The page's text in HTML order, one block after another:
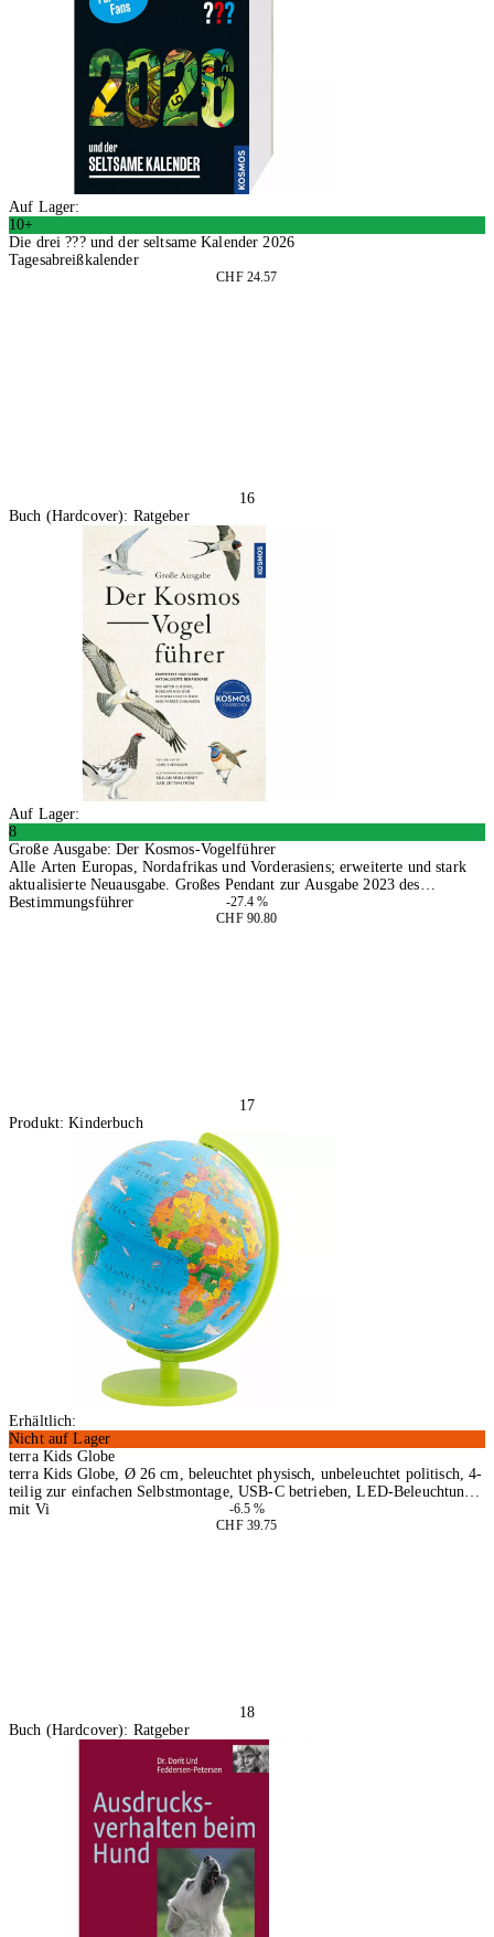
Auf Lager:
10+
Die drei ??? und der seltsame Kalender 2026
Tagesabreißkalender
CHF 24.57
16
Buch (Hardcover): Ratgeber
Auf Lager:
8
Große Ausgabe: Der Kosmos-Vogelführer
Alle Arten Europas, Nordafrikas und Vorderasiens; erweiterte und stark
aktualisierte Neuausgabe. Großes Pendant zur Ausgabe 2023 des
Bestimmungsführer
-27.4 %
CHF 90.80
17
Produkt: Kinderbuch
Erhältlich:
Nicht auf Lager
terra Kids Globe
terra Kids Globe, Ø 26 cm, beleuchtet physisch, unbeleuchtet politisch, 4-
teilig zur einfachen Selbstmontage, USB-C betrieben, LED-Beleuchtung,
mit Vi
-6.5 %
CHF 39.75
18
Buch (Hardcover): Ratgeber